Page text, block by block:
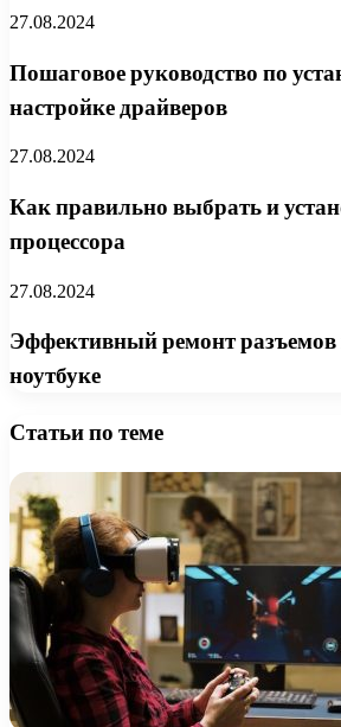
27.08.2024
Пошаговое руководство по
настройке драйверов
27.08.2024
Как правильно выбрать и
процессора
27.08.2024
Эффективный ремонт разъемов
ноутбуке
Статьи по теме